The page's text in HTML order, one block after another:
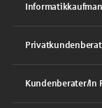
Kundenberater/In